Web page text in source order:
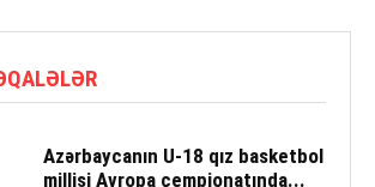
Azərbaycanın U-18 qız basketbol
millisi Avropa çempionatında...